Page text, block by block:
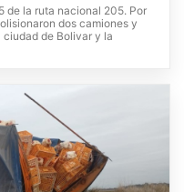
de la ruta nacional 205. Por
dos camiones y
ciudad de Bolivar y la